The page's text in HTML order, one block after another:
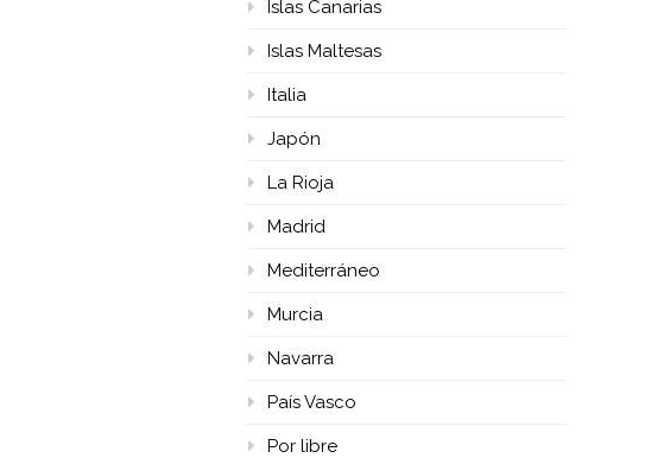
Islas Canarias
Islas Maltesas
Italia
Japón
La Rioja
Madrid
Mediterráneo
Murcia
Navarra
País Vasco
Por libre